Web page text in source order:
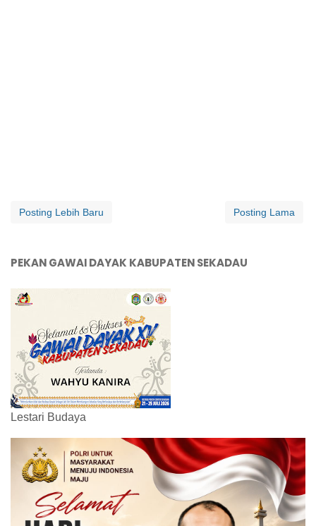
Posting Lebih Baru Posting Lama
PEKAN GAWAI DAYAK KABUPATEN SEKADAU
Lestari Budaya